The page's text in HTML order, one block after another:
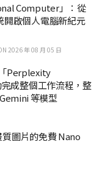
Computer」：從
開啟個人電腦新紀元
2026 年 08 月 05 日
Perplexity
成整個工作流程，整
等模型
質圖片的免費 Nano